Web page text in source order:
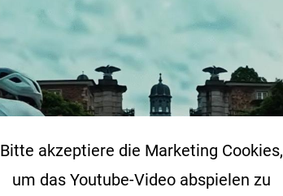
Bitte akzeptiere die Marketing Cookies,
um das Youtube-Video abspielen zu